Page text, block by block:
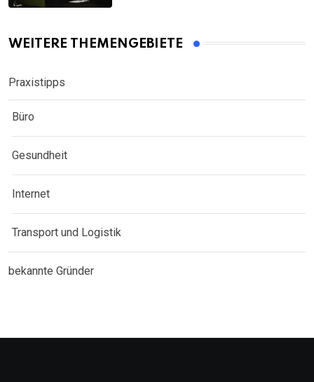
WEITERE THEMENGEBIETE
Praxistipps
Büro
Gesundheit
Internet
Transport und Logistik
bekannte Gründer